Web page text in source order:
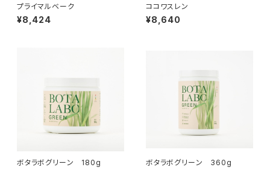
プライマルベーク
¥8,424
ココワスレン
¥8,640
ボタラボグリーン 180g ボタラボグリーン 360g